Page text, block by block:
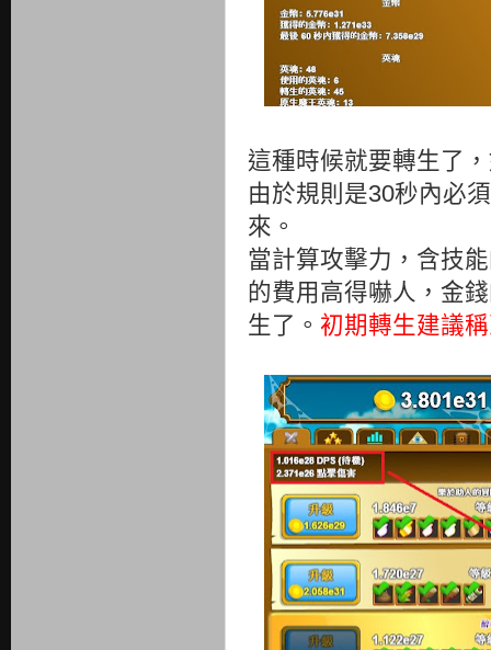
這種時候就要轉生了
由於規則是30秒內必
來。
當計算攻擊力，含技
的費用高得嚇人，金
生了。 初期轉生建議